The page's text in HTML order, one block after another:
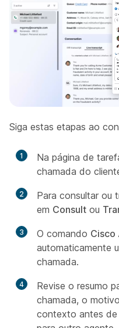
Siga estas etapas ao
1
Na página de
chamada do
2
Para consultar ou
em Consult ou
3 O comando Cisco
automaticamente
chamada.
4
Revise o resumo
chamada, o
contexto antes de